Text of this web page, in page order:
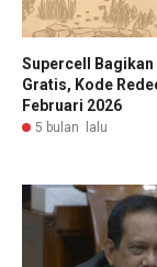
Supercell
Gratis, Kode
Februari 2026
5 bulan lalu